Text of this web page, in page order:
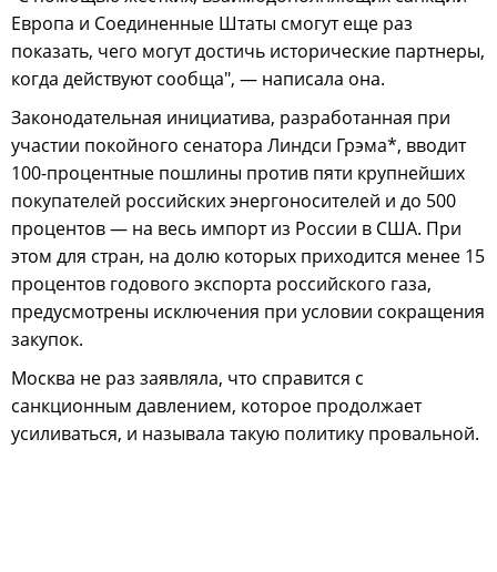
Европа и Соединенные Штаты смогут еще раз
показать, чего могут достичь исторические партнеры,
когда действуют сообща", — написала она.
Законодательная инициатива, разработанная при
участии покойного сенатора Линдси Грэма*, вводит
100-процентные пошлины против пяти крупнейших
покупателей российских энергоносителей и до 500
процентов — на весь импорт из России в США. При
этом для стран, на долю которых приходится менее 15
процентов годового экспорта российского газа,
предусмотрены исключения при условии сокращения
закупок.
Москва не раз заявляла, что справится с
санкционным давлением, которое продолжает
усиливаться, и называла такую политику провальной.